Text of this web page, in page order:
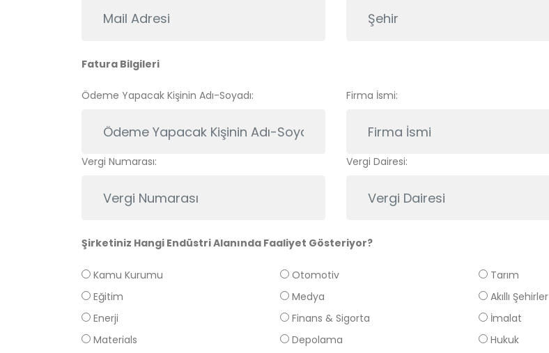
Fatura Bilgileri
Ödeme Yapacak Kişinin Adı-Soyadı: Firma İsmi:
Vergi Numarası: Vergi Dairesi:
Şirketiniz Hangi Endüstri Alanında Faaliyet Gösteriyor?
Kamu Kurumu Otomotiv Tarım
Eğitim
Medya Akıllı Şehirler
Enerji
Finans & Sigorta İmalat
Materials
Depolama Hukuk